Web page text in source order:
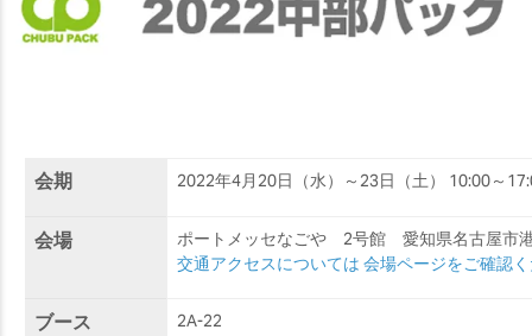
会期 2022年4月20日（水）～23日（土） 10:00～
会場
ポートメッセなごや 2号館 愛知県名古屋市
交通アクセスについては 会場ページをご確認
ブース 2A-22